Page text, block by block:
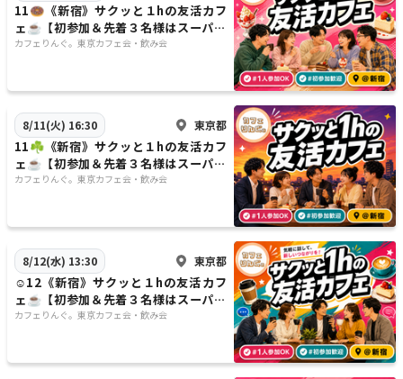
11🍩《新宿》サクッと１hの友活カフ
ェ☕️【初参加＆先着３名様はスーパー
割引】素敵な1日は素敵な出会いから
カフェりんぐ。東京カフェ会・飲み会
8/11(火) 16:30 東京都
11☘️《新宿》サクッと１hの友活カフ
ェ☕️【初参加＆先着３名様はスーパー
割引】素敵な1日は素敵な出会いから
カフェりんぐ。東京カフェ会・飲み会
8/12(水) 13:30 東京都
☺️12《新宿》サクッと１hの友活カフ
ェ☕️【初参加＆先着３名様はスーパー
割引】素敵な1日は素敵な出会いから
カフェりんぐ。東京カフェ会・飲み会